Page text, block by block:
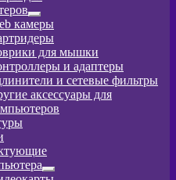
вложенное
менюРазвернутое
вложенное
меню
камеры
для мышки
и адаптеры
и сетевые фильтры
аксессуары для
Развернутое